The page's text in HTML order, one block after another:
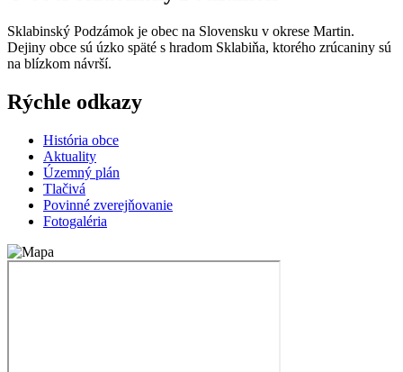
Sklabinský Podzámok je obec na Slovensku v okrese Martin.
Dejiny obce sú úzko späté s hradom Sklabiňa, ktorého zrúcaniny sú
na blízkom návrší.
Rýchle odkazy
História obce
Aktuality
Územný plán
Tlačivá
Povinné zverejňovanie
Fotogaléria